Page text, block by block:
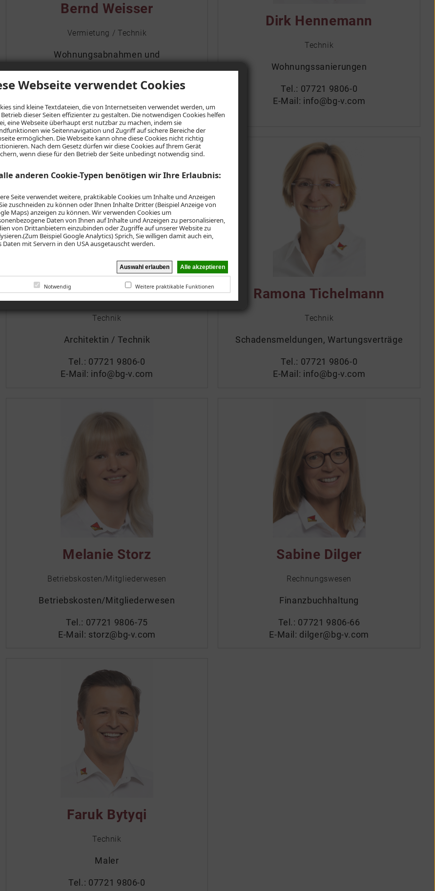
Bernd Weisser
Vermietung / Technik
Wohnungsabnahmen und
Hausmeisterservice
E-Mail:info@bg-v.com
Dirk Hennemann
Technik
Wohnungssanierungen
Tel.: 07721 9806-0
E-Mail: info@bg-v.com
Gabriele Leute
Technik
Architektin / Technik
Tel.: 07721 9806-0
E-Mail: info@bg-v.com
Ramona Tichelmann
Technik
Schadensmeldungen, Wartungsverträge
Tel.: 07721 9806-0
E-Mail: info@bg-v.com
Melanie Storz
Betriebskosten/Mitgliederwesen
Betriebskosten/Mitgliederwesen
Tel.: 07721 9806-75
E-Mail: storz@bg-v.com
Sabine Dilger
Rechnungswesen
Finanzbuchhaltung
Tel.: 07721 9806-66
E-Mail: dilger@bg-v.com
Faruk Bytyqi
Technik
Maler
Tel.: 07721 9806-0
Webseite verwendet Cookies
sind kleine Textdateien, die von Internetseiten verwendet werden, um
dieser Seiten effizienter zu gestalten. Die notwendigen Cookies helfen
eine Webseite überhaupt erst nutzbar zu machen, indem sie
wie Seitennavigation und Zugriff auf sichere Bereiche der
ermöglichen. Die Webseite kann ohne diese Cookies nicht richtig
Nach dem Gesetz dürfen wir diese Cookies auf Ihrem Gerät
wenn diese für den Betrieb der Seite unbedingt notwendig sind.
anderen Cookie-Typen benötigen wir Ihre Erlaubnis:
Seite verwendet weitere, praktikable Cookies um Inhalte und Anzeigen
zuschneiden zu können oder Ihnen Inhalte Dritter (Beispiel Anzeige von
Maps) anzeigen zu können. Wir verwenden Cookies um
Daten von Ihnen auf Inhalte und Anzeigen zu personalisieren,
von Drittanbietern einzubinden oder Zugriffe auf unserer Website zu
Beispiel Google Analytics) Sprich, Sie willigen damit auch ein,
Daten mit Servern in den USA ausgetauscht werden.
Notwendig Weitere praktikable Funktionen